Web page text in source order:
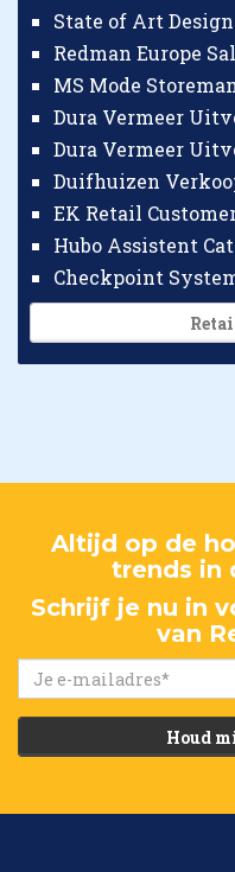
State of Art
Redman Europe
MS Mode
Dura Vermeer
Dura Vermeer
Duifhuizen
EK Retail
Hubo Assistent
Altijd op de
trends in
Schrijf je nu in
van
Houd